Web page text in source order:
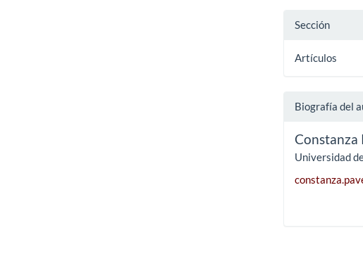
Sección
Artículos
Biografía del
Constanza
Universidad